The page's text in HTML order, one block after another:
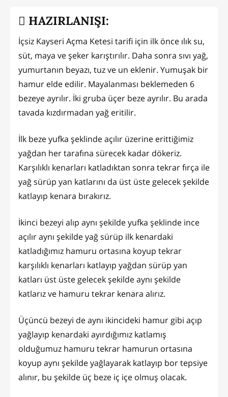
HAZIRLANIŞI:
İçsiz Kayseri Açma Ketesi tarifi için ilk önce ılık su,
süt, maya ve şeker karıştırılır. Daha sonra sıvı yağ,
yumurtanın beyazı, tuz ve un eklenir. Yumuşak bir
hamur elde edilir. Mayalanması beklemeden 6
bezeye ayrılır. İki gruba üçer beze ayrılır. Bu arada
tavada kızdırmadan yağ eritilir.
İlk beze yufka şeklinde açılır üzerine erittiğimiz
yağdan her tarafına sürecek kadar dökeriz.
Karşılıklı kenarları katladıktan sonra tekrar fırça ile
yağ sürüp yan katlarını da üst üste gelecek şekilde
katlayıp kenara bırakırız.
İkinci bezeyi alıp aynı şekilde yufka şeklinde ince
açılır aynı şekilde yağ sürüp ilk kenardaki
katladığımız hamuru ortasına koyup tekrar
karşılıklı kenarları katlayıp yağdan sürüp yan
katları üst üste gelecek şekilde aynı şekilde
katlarız ve hamuru tekrar kenara alırız.
Üçüncü bezeyi de aynı ikincideki hamur gibi açıp
yağlayıp kenardaki ayırdığımız katlamış
olduğumuz hamuru tekrar hamurun ortasına
koyup aynı şekilde yağlayarak katlayıp bor tepsiye
alınır, bu şekilde üç beze iç içe olmuş olacak.